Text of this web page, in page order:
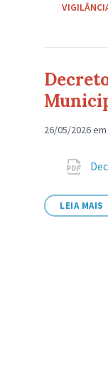
26/05/2026em
Anexos
LEIA MAIS